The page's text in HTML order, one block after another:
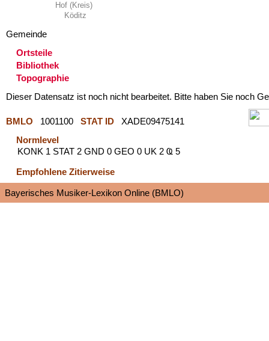
Hof (Kreis)
Köditz
Gemeinde
Ortsteile
Bibliothek
Topographie
Dieser Datensatz ist noch nicht bearbeitet. Bitte haben Sie noch
BMLO 1001100 STAT ID
XADE09475141
Normlevel
KONK 1 STAT 2 GND 0 GEO 0 UK 2 Ҩ 5
Empfohlene Zitierweise
Bayerisches Musiker-Lexikon Online (BMLO)